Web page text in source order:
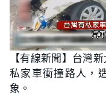
U
n
m
t
e
【有線新聞】台灣
私家車衝撞路人，
象。